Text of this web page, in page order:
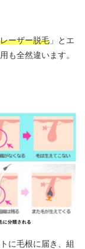
レーザー脱毛 」とエ
も全然違います。
に毛根に届き、組